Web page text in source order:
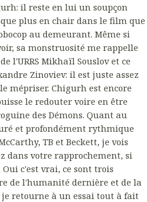
il reste en lui un soupçon
plus en chair dans le film que
au demeurant. Même si
sa monstruosité me rappelle
l'URRS Mikhaïl Souslov et ce
Zinoviev: il est juste assez
mépriser. Chigurh est encore
le redouter voire en être
des Démons. Quant au
et profondément rythmique
TB et Beckett, je vois
dans votre rapprochement, si
c'est vrai, ce sont trois
de l'humanité dernière et de la
je retourne à un essai tout à fait